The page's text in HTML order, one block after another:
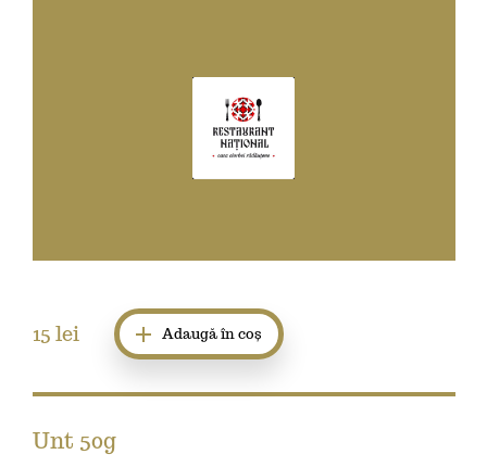
15 lei Adaugă în coș
Unt 50g